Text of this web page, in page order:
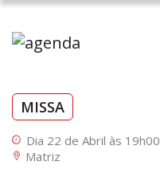
MISSA
Dia 22 de Abril às 19h00
Matriz